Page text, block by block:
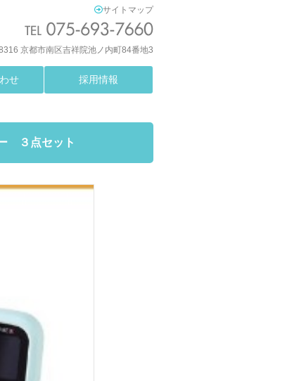
サイトマップ
京都市南区吉祥院池ノ内町84番地3
せ 採用情報
３点セット